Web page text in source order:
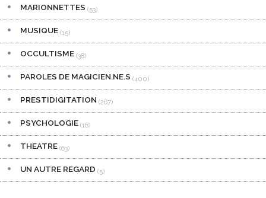
MARIONNETTES (53)
MUSIQUE(15)
OCCULTISME(38)
PAROLES DE MAGICIEN.NE.S (400)
PRESTIDIGITATION (267)
PSYCHOLOGIE(18)
THEATRE(63)
UN AUTRE REGARD (5)